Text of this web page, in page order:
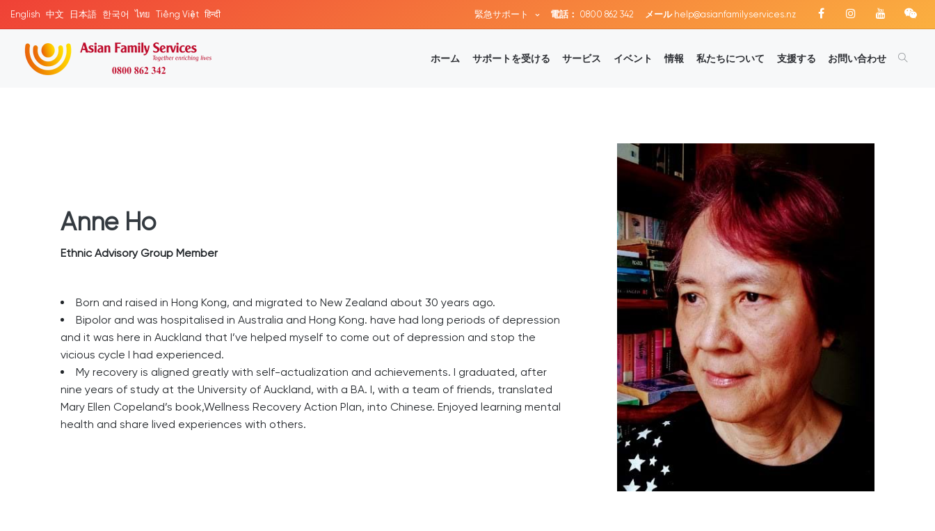
English 中文 日本語 한국어 ไทย Tiếng Việt हिन्दी 緊急サポート 電話： 0800 862 342 メール help@asianfamilyservices.nz
ホーム サポートを受ける サービス イベント 情報 私たちについて 支援する お問い合わせ
Anne Ho
Ethnic Advisory Group Member
Born and raised in Hong Kong, and migrated to New Zealand about 30 years ago.
Bipolor and was hospitalised in Australia and Hong Kong. have had long periods of depression
and it was here in Auckland that I’ve helped myself to come out of depression and stop the
vicious cycle I had experienced.
My recovery is aligned greatly with self-actualization and achievements. I graduated, after
nine years of study at the University of Auckland, with a BA. I, with a team of friends, translated
Mary Ellen Copeland’s book,Wellness Recovery Action Plan, into Chinese. Enjoyed learning mental
health and share lived experiences with others.